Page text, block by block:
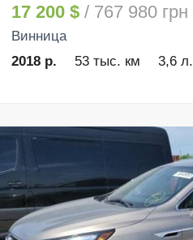
17 200 $ / 767 980 грн
Винница
2018 р.
53 тыс. км 3,6